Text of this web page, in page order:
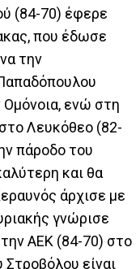
(84-70) έφερε
που έδωσε
την
Ομόνοια, ενώ στη
Λευκόθεο (82-
πάροδο του
και θα
άρχισε με
γνώρισε
ΑΕΚ (84-70) στο
Στροβόλου είναι